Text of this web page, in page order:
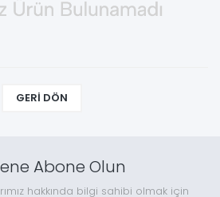
GERI DÖN
Abone Olun
hakkında bilgi sahibi olmak için